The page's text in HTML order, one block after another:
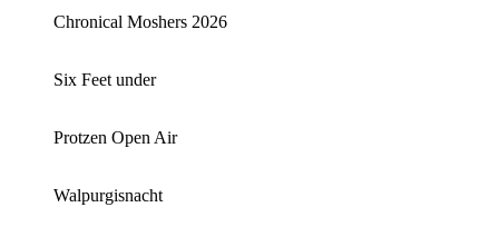
Chronical Moshers 2026
Six Feet under
Protzen Open Air
Walpurgisnacht